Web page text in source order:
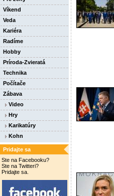
Víkend
Veda
Kariéra
Radíme
Hobby
Príroda-Zvieratá
Technika
Počítače
Zábava
Video
Hry
Karikatúry
Kohn
Pridajte sa
Ste na Facebooku?
Ste na Twitteri?
Pridajte sa.